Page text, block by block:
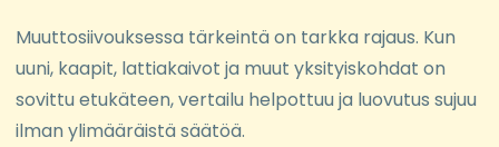
Muuttosiivouksessa tärkeintä on tarkka rajaus. Kun
uuni, kaapit, lattiakaivot ja muut yksityiskohdat on
sovittu etukäteen, vertailu helpottuu ja luovutus sujuu
ilman ylimääräistä säätöä.